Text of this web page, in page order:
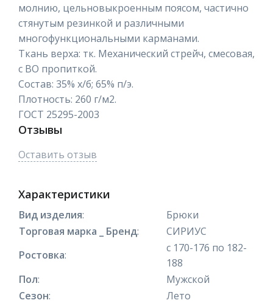
молнию, цельновыкроенным поясом, частично
стянутым резинкой и различными
многофункциональными карманами.
Ткань верха: тк. Механический стрейч, смесовая,
с ВО пропиткой.
Состав: 35% х/б; 65% п/э.
Плотность: 260 г/м2.
ГОСТ 25295-2003
Отзывы
Оставить отзыв
Характеристики
Вид изделия:
Брюки
Торговая марка _ Бренд:
СИРИУС
Ростовка:
с 170-176 по 182-
188
Пол:
Мужской
Сезон:
Лето